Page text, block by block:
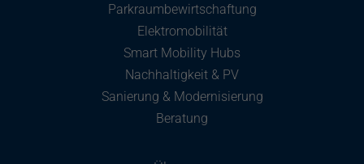
Parkraumbewirtschaftung
Elektromobilität
Smart Mobility Hubs
Nachhaltigkeit & PV
Sanierung & Modernisierung
Beratung